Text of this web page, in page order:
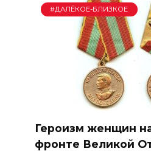
#ДАЛЁКОЕ-БЛИЗКОЕ
Героизм женщин
фронте Великой